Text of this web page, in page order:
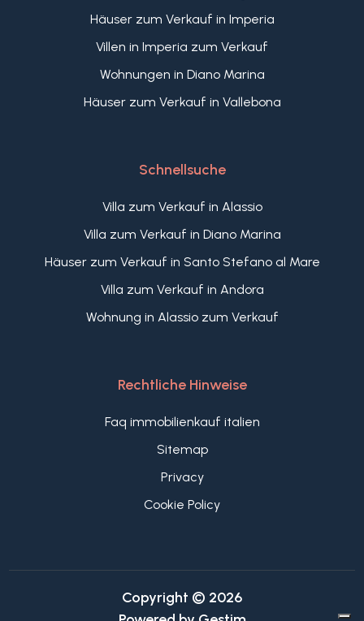
Häuser zum Verkauf in Imperia
Villen in Imperia zum Verkauf
Wohnungen in Diano Marina
Häuser zum Verkauf in Vallebona
Schnellsuche
Villa zum Verkauf in Alassio
Villa zum Verkauf in Diano Marina
Häuser zum Verkauf in Santo Stefano al Mare
Villa zum Verkauf in Andora
Wohnung in Alassio zum Verkauf
Rechtliche Hinweise
Faq immobilienkauf italien
Sitemap
Privacy
Cookie Policy
Copyright © 2026